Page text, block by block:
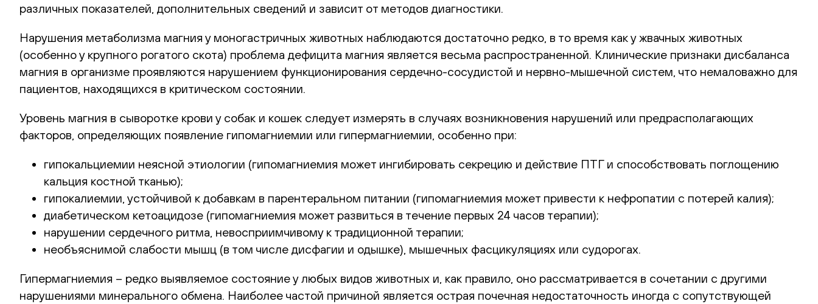
различных показателей, дополнительных сведений и зависит от методов диагностики.
Нарушения метаболизма магния у моногастричных животных наблюдаются достаточно редко, в то время как у жвачных животных
(особенно у крупного рогатого скота) проблема дефицита магния является весьма распространенной. Клинические признаки дисбаланса
магния в организме проявляются нарушением функционирования сердечно-сосудистой и нервно-мышечной систем, что немаловажно для
пациентов, находящихся в критическом состоянии.
Уровень магния в сыворотке крови у собак и кошек следует измерять в случаях возникновения нарушений или предрасполагающих
факторов, определяющих появление гипомагниемии или гипермагниемии, особенно при:
гипокальциемии неясной этиологии (гипомагниемия может ингибировать секрецию и действие ПТГ и способствовать поглощению
кальция костной тканью);
гипокалиемии, устойчивой к добавкам в парентеральном питании (гипомагниемия может привести к нефропатии с потерей калия);
диабетическом кетоацидозе (гипомагниемия может развиться в течение первых 24 часов терапии);
нарушении сердечного ритма, невосприимчивому к традиционной терапии;
необъяснимой слабости мышц (в том числе дисфагии и одышке), мышечных фасцикуляциях или судорогах.
Гипермагниемия – редко выявляемое состояние у любых видов животных и, как правило, оно рассматривается в сочетании с другими
нарушениями минерального обмена. Наиболее частой причиной является острая почечная недостаточность иногда с сопутствующей